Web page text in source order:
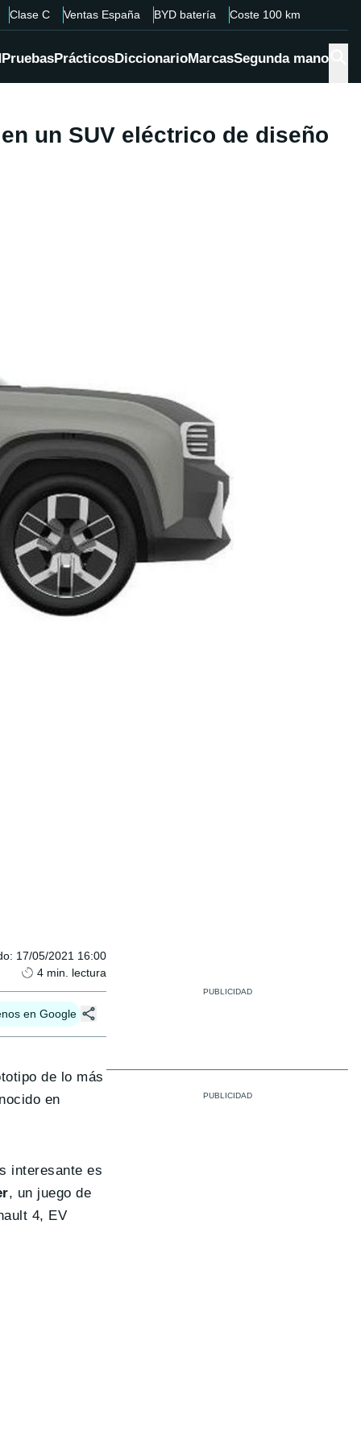
Clase C Ventas España BYD batería Coste 100 km
PruebasPrácticosDiccionarioMarcasSegunda mano
un SUV eléctrico de diseño
: 17/05/2021 16:00
4 min. lectura
en Google
de lo más
en
interesante es
, un juego de
4, EV